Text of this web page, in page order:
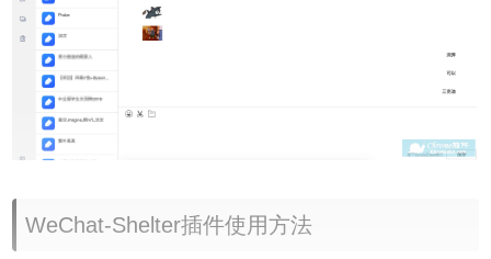
WeChat-Shelter插件使用方法